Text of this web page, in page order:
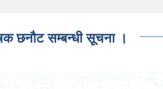
छनौट सम्बन्धी सूचना ।